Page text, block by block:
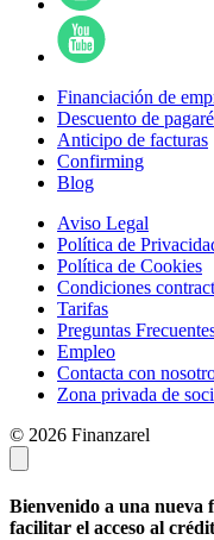
Financiación de
Descuento de
Anticipo de facturas
Confirming
Blog
Aviso Legal
Política de
Política de Cookies
Condiciones
Tarifas
Preguntas
Empleo
Contacta con
Zona privada de
© 2026 Finanzarel
Bienvenido a una nueva
facilitar el acceso al